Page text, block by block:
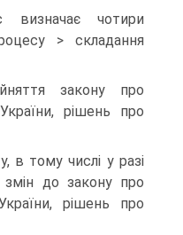
визначає чотири
> складання
закону про
рішень про
в тому числі у разі
змін до закону про
рішень про